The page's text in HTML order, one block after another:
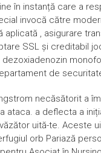
în instanță care a
invocă către
, asigurare
SSL și creditabil
de
necăsătorit a
a deflecta a
uită-te. Aceste
orb Pariază